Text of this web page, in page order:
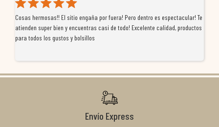
Cosas hermosas!! El sitio engaña por fuera! Pero dentro es espectacular! Te
atienden super bien y encuentras casi de todo! Excelente calidad, productos
para todos los gustos y bolsillos
Envío Express